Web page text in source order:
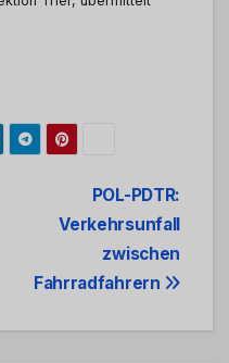
POL-PDTR:
Verkehrsunfall
zwischen
Fahrradfahrern